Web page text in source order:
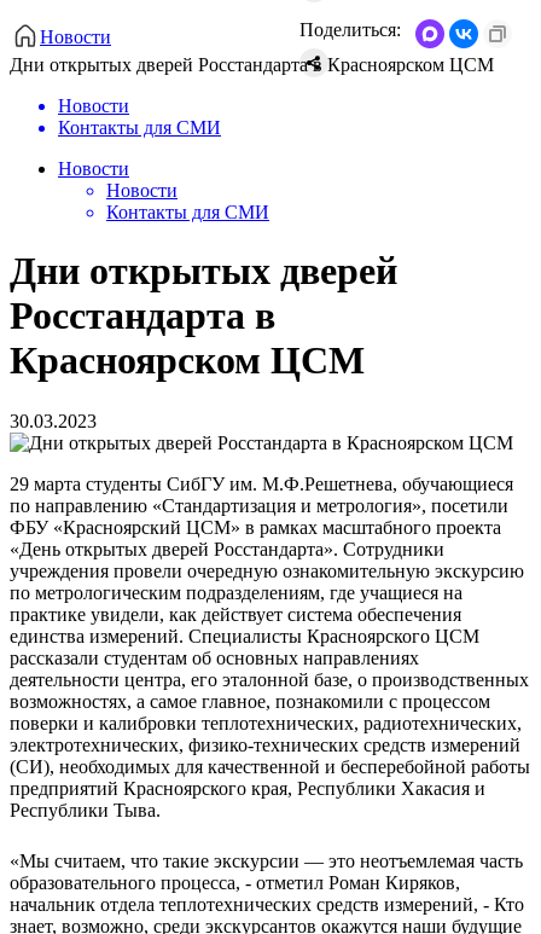
Новости
Дни открытых дверей Росстандарта в Красноярском ЦСМ
Поделиться:
Новости
Контакты для СМИ
Новости
Новости
Контакты для СМИ
Дни открытых дверей
Росстандарта в
Красноярском ЦСМ
30.03.2023
29 марта студенты СибГУ им. М.Ф.Решетнева, обучающиеся
по направлению «Стандартизация и метрология», посетили
ФБУ «Красноярский ЦСМ» в рамках масштабного проекта
«День открытых дверей Росстандарта». Сотрудники
учреждения провели очередную ознакомительную экскурсию
по метрологическим подразделениям, где учащиеся на
практике увидели, как действует система обеспечения
единства измерений. Специалисты Красноярского ЦСМ
рассказали студентам об основных направлениях
деятельности центра, его эталонной базе, о производственных
возможностях, а самое главное, познакомили с процессом
поверки и калибровки теплотехнических, радиотехнических,
электротехнических, физико-технических средств измерений
(СИ), необходимых для качественной и бесперебойной работы
предприятий Красноярского края, Республики Хакасия и
Республики Тыва.
«Мы считаем, что такие экскурсии — это неотъемлемая часть
образовательного процесса, - отметил Роман Киряков,
начальник отдела теплотехнических средств измерений, - Кто
знает, возможно, среди экскурсантов окажутся наши будущие